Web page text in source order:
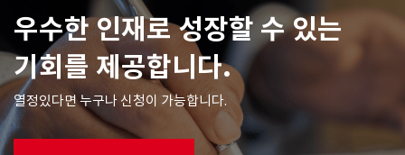
우수한 인재로 성장할 수 있는
기회를 제공합니다.
열정있다면 누구나 신청이 가능합니다.